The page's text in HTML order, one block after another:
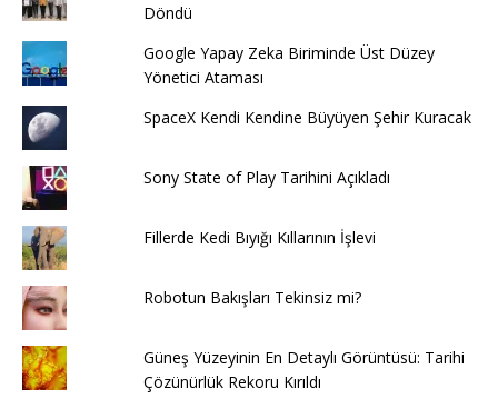
Döndü
Google Yapay Zeka Biriminde Üst Düzey
Yönetici Ataması
SpaceX Kendi Kendine Büyüyen Şehir Kuracak
Sony State of Play Tarihini Açıkladı
Fillerde Kedi Bıyığı Kıllarının İşlevi
Robotun Bakışları Tekinsiz mi?
Güneş Yüzeyinin En Detaylı Görüntüsü: Tarihi
Çözünürlük Rekoru Kırıldı